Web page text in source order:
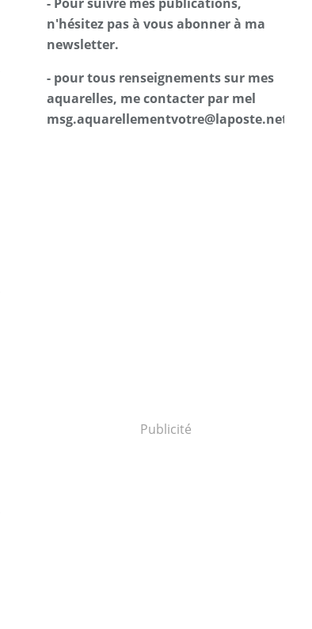
Publicité
n'hésitez pas à vous abonner à ma
newsletter.
- pour tous renseignements sur mes
aquarelles, me contacter par mel
msg.aquarellementvotre@laposte.net